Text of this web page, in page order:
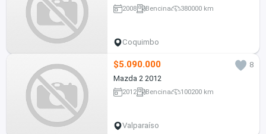
2008 Bencina 380000 km
Coquimbo
$5.090.000
8
Mazda 2 2012
2012 Bencina 100200 km
Valparaíso